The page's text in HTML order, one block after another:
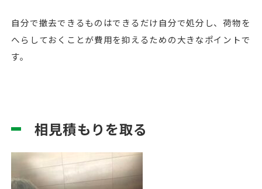
自分で撤去できるものはできるだけ自分で処分し、荷物を
へらしておくことが費用を抑えるための大きなポイントで
す。
相見積もりを取る